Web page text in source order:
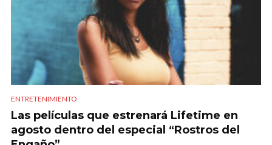
ENTRETENIMIENTO
Las películas que estrenará Lifetime en
agosto dentro del especial “Rostros del